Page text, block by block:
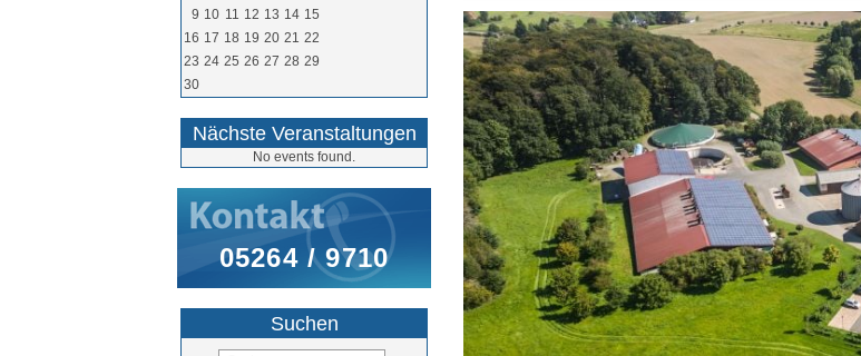
9 10 11 12 13 14 15
16 17 18 19 20 21 22
23 24 25 26 27 28 29
30
Nächste Veranstaltungen
No events found.
05264 / 9710
Suchen